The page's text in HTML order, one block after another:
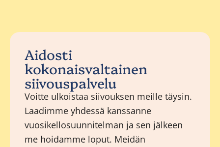
Aidosti
kokonaisvaltainen
siivouspalvelu
Voitte ulkoistaa siivouksen meille täysin.
Laadimme yhdessä kanssanne
vuosikellosuunnitelman ja sen jälkeen
me hoidamme loput. Meidän